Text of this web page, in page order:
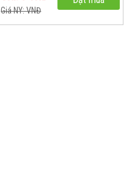
Giá NY: VNĐ